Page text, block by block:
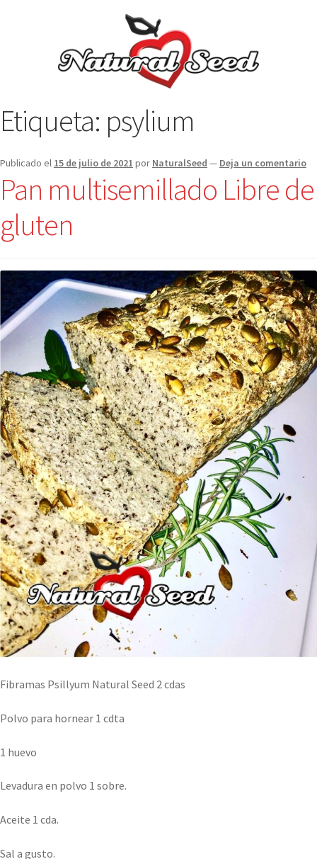
Etiqueta: psylium
Publicado el 15 de julio de 2021 por NaturalSeed — Deja un comentario
Pan multisemillado Libre de
gluten
Fibramas Psillyum Natural Seed 2 cdas
Polvo para hornear 1 cdta
1 huevo
Levadura en polvo 1 sobre.
Aceite 1 cda.
Sal a gusto.